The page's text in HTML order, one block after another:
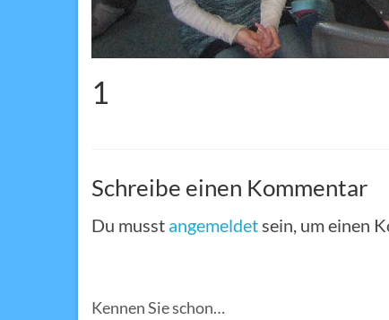
1
Schreibe einen Kommentar
Du musst angemeldetsein, um einen
Kennen Sie schon…